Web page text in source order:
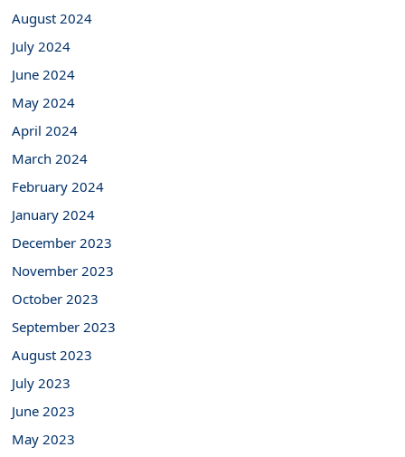
August 2024
July 2024
June 2024
May 2024
April 2024
March 2024
February 2024
January 2024
December 2023
November 2023
October 2023
September 2023
August 2023
July 2023
June 2023
May 2023